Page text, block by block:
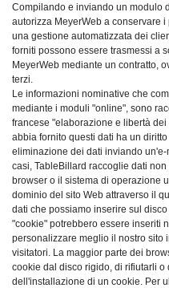
Compilando e inviando un modulo
autorizza MeyerWeb a conservare
una gestione automatizzata dei
forniti possono essere trasmessi a
MeyerWeb mediante un contratto,
terzi.
Le informazioni nominative che
mediante i moduli "online", sono
francese "elaborazione e libertà
abbia fornito questi dati ha un
eliminazione dei dati inviando
casi, TableBillard raccoglie dati
browser o il sistema di operazione
dominio del sito Web attraverso il
dati che possiamo inserire sul
"cookie" potrebbero essere inseriti
personalizzare meglio il nostro sito
visitatori. La maggior parte dei
cookie dal disco rigido, di rifiutarli
dell'installazione di un cookie. Per